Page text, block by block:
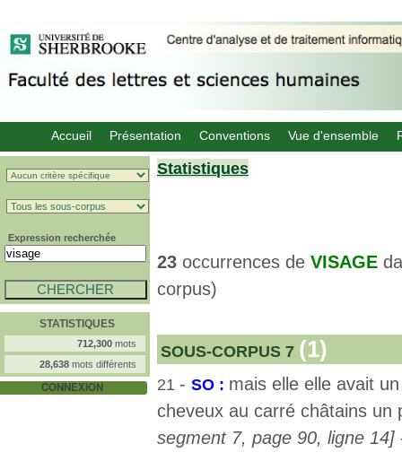
Accueil Présentation Conventions Vue d'ensemble
Expression recherchée
STATISTIQUES
712,300 mots
28,638 mots différents
CONNEXION
Statistiques
23 occurrences de VISAGE
corpus)
SOUS-CORPUS 7 (1)
21 - SO : mais elle elle avait
cheveux au carré châtains
segment 7, page 90, ligne 14]